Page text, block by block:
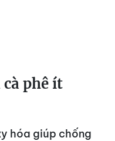
cà phê ít
hóa giúp chống